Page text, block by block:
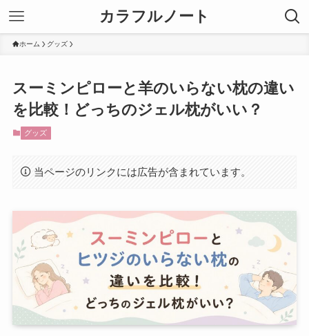
カラフルノート
ホーム グッズ
スーミンピローと羊のいらない枕の違い
を比較！どっちのジェル枕がいい？
グッズ
当ページのリンクには広告が含まれています。